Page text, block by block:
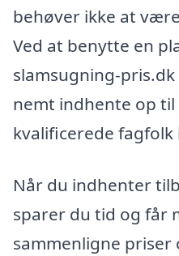
behøver ikke at
Ved at benytte en
slamsugning-
nemt indhente op
kvalificerede
Når du indhenter
sparer du tid og får
sammenligne priser